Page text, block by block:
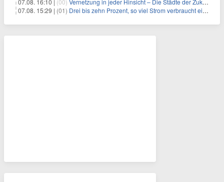
07.08. 15:29 | (01) Drei bis zehn Prozent, so viel Strom verbraucht ein Aufzug im Gebäude